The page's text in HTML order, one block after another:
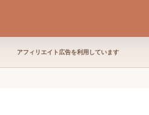
アフィリエイト広告を利用しています